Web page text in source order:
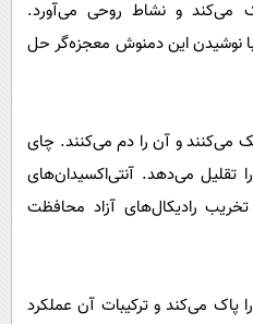
می‌کند و نشاط روحی می‌آورد.
نوشیدن این دمنوش معجزه‌گر حل
می‌کنند و آن را دم می‌کنند. چای
تقلیل می‌دهد. آنتی‌اکسیدان‌های
رادیکال‌های آزاد محافظت
پاک می‌کند و ترکیبات آن عملکرد